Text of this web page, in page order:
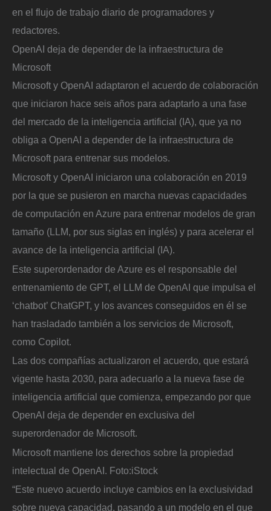
en el flujo de trabajo diario de programadores y
redactores.
OpenAI deja de depender de la infraestructura de
Microsoft
Microsoft y OpenAI adaptaron el acuerdo de colaboración
que iniciaron hace seis años para adaptarlo a una fase
del mercado de la inteligencia artificial (IA), que ya no
obliga a OpenAI a depender de la infraestructura de
Microsoft para entrenar sus modelos.
Microsoft y OpenAI iniciaron una colaboración en 2019
por la que se pusieron en marcha nuevas capacidades
de computación en Azure para entrenar modelos de gran
tamaño (LLM, por sus siglas en inglés) y para acelerar el
avance de la inteligencia artificial (IA).
Este superordenador de Azure es el responsable del
entrenamiento de GPT, el LLM de OpenAI que impulsa el
‘chatbot’ ChatGPT, y los avances conseguidos en él se
han trasladado también a los servicios de Microsoft,
como Copilot.
Las dos compañías actualizaron el acuerdo, que estará
vigente hasta 2030, para adecuarlo a la nueva fase de
inteligencia artificial que comienza, empezando por que
OpenAI deja de depender en exclusiva del
superordenador de Microsoft.
Microsoft mantiene los derechos sobre la propiedad
intelectual de OpenAI. Foto:iStock
“Este nuevo acuerdo incluye cambios en la exclusividad
sobre nueva capacidad, pasando a un modelo en el que